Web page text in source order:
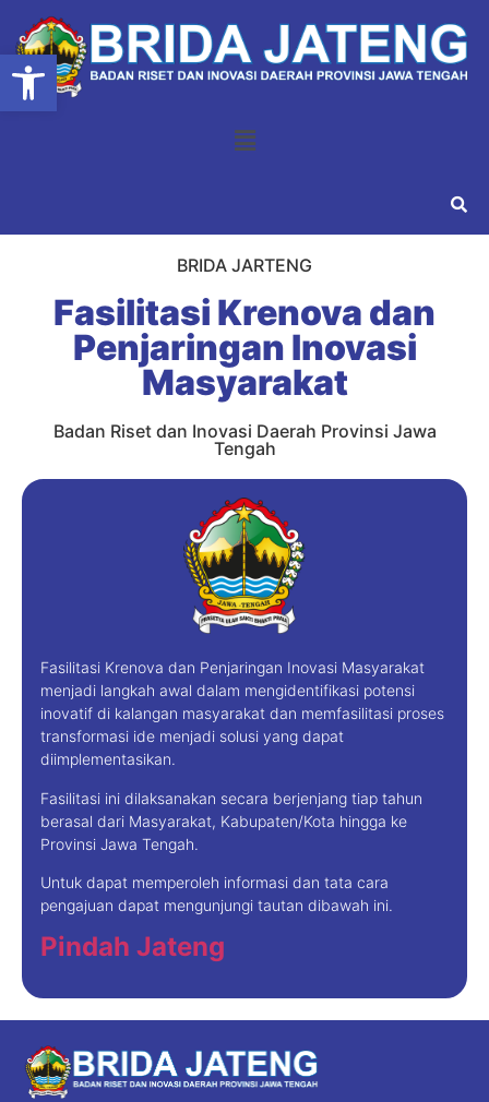
Open toolbar
BRIDA JARTENG
Fasilitasi Krenova dan
Penjaringan Inovasi
Masyarakat
Badan Riset dan Inovasi Daerah Provinsi Jawa
Tengah
Fasilitasi Krenova dan Penjaringan Inovasi Masyarakat
menjadi langkah awal dalam mengidentifikasi potensi
inovatif di kalangan masyarakat dan memfasilitasi proses
transformasi ide menjadi solusi yang dapat
diimplementasikan.
Fasilitasi ini dilaksanakan secara berjenjang tiap tahun
berasal dari Masyarakat, Kabupaten/Kota hingga ke
Provinsi Jawa Tengah.
Untuk dapat memperoleh informasi dan tata cara
pengajuan dapat mengunjungi tautan dibawah ini.
Pindah Jateng